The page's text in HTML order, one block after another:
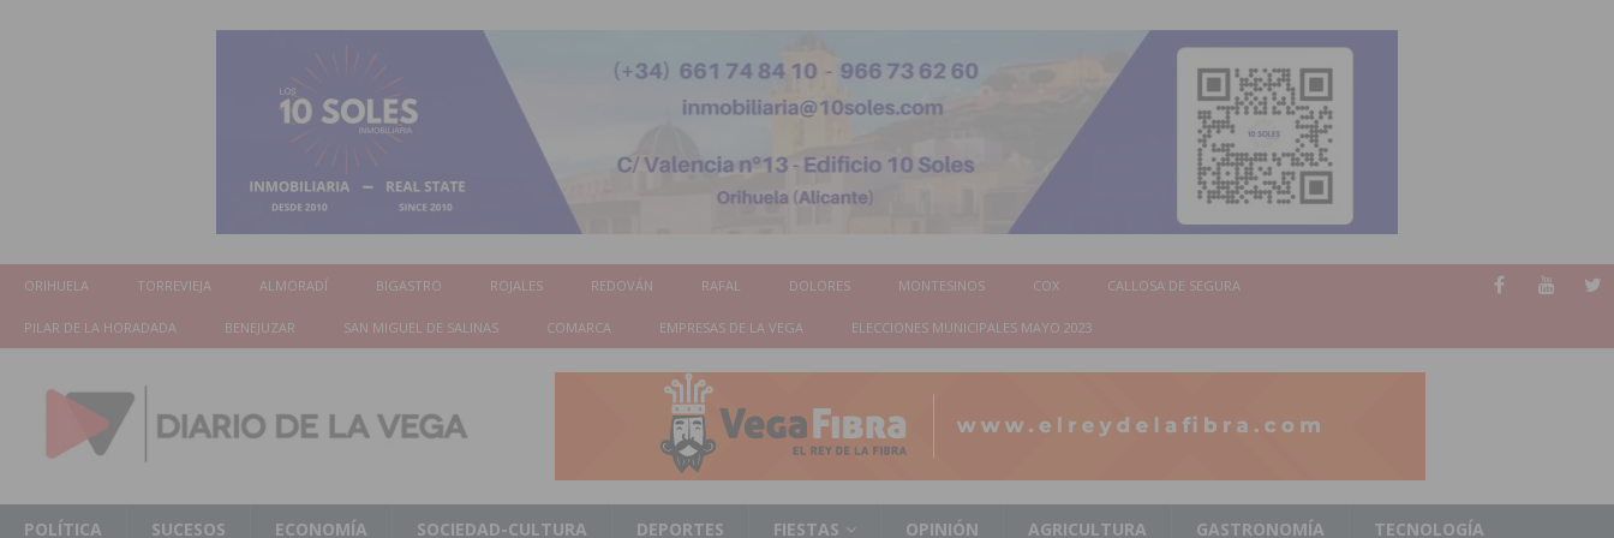
ORIHUELA TORREVIEJA ALMORADÍ BIGASTRO ROJALES REDOVÁN RAFAL DOLORES MONTESINOS COX CALLOSA DE SEGURA
PILAR DE LA HORADADA BENEJUZAR SAN MIGUEL DE SALINAS COMARCA EMPRESAS DE LA VEGA ELECCIONES MUNICIPALES MAYO 2023
POLÍTICA SUCESOS ECONOMÍA SOCIEDAD-CULTURA DEPORTES FIESTAS OPINIÓN AGRICULTURA GASTRONOMÍA TECNOLOGÍA